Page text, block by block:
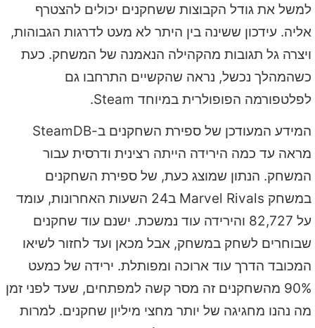
למשל את גודל הקבוצות ששחקנים יכולים להצטרף
אליה. עידכון ששינה בין היתר לא מעט לדרגות הגבוהות,
ויצרה גל תגובות מהקהילה הנאמנה של המשחק. כעת
כשהמהלך נכשל, נראה שהקשיים התרחבו גם
לפלטפורמה הפופולרית במיוחד Steam.
המידע המעודכן של ספירת השחקנים ב-SteamDB
מראה עד כמה הירידה הייתה רצינית ודרסית עבור
המשחק. הנתון שמוצג כעת, של ספירת השחקנים
במשחק Marvel Rivals ב24 השעות האחרונות, עומד
על 82,727 והירידה עוד נמשכת. ישנם עוד שחקנים
שבוחרים לשחק במשחק, אבל מכאן ועד לחזור לשיאו
המכובד הדרך עוד ארוכה ומפותלת. ירידה של כמעט
90% מהשחקנים זה מסר קשה למפתחים, שעד לפני זמן
מה נהנו מחגיגה של יותר מחצי מיליון שחקנים. למרות